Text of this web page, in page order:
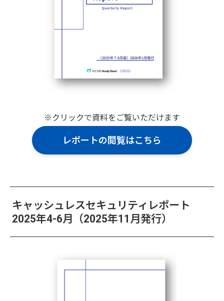
※クリックで資料をご覧いただけます
レポートの閲覧はこちら
キャッシュレスセキュリティレポート
2025年4-6月（2025年11月発行）